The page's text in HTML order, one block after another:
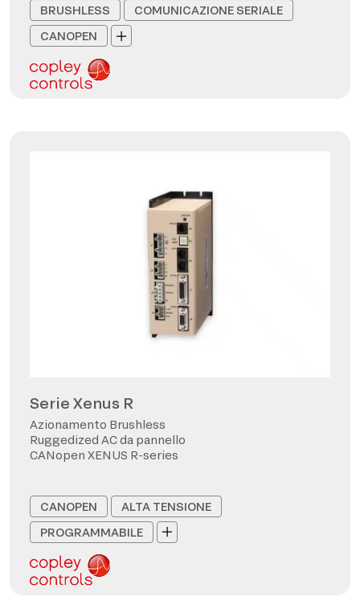
BRUSHLESS
COMUNICAZIONE SERIALE
CANOPEN
Serie Xenus R
Azionamento Brushless
Ruggedized AC da pannello
CANopen XENUS R-series
CANOPEN
ALTA TENSIONE
PROGRAMMABILE